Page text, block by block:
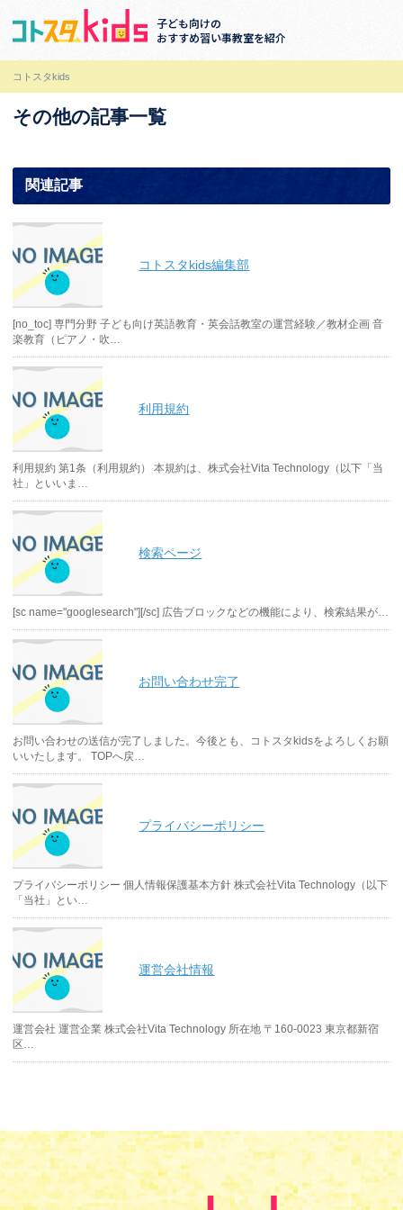
子ども向けの
おすすめ習い事教室を紹介
コトスタkids
その他の記事一覧
関連記事
コトスタkids編集部
[no_toc] 専門分野 子ども向け英語教育・英会話教室の運営経験／教材企画 音
楽教育（ピアノ・吹…
利用規約
利用規約 第1条（利用規約） 本規約は、株式会社Vita Technology（以下「当
社」といいま…
検索ページ
[sc name="googlesearch"][/sc] 広告ブロックなどの機能により、検索結果が…
お問い合わせ完了
お問い合わせの送信が完了しました。今後とも、コトスタkidsをよろしくお願
いいたします。 TOPへ戻…
プライバシーポリシー
プライバシーポリシー 個人情報保護基本方針 株式会社Vita Technology（以下
「当社」とい…
運営会社情報
運営会社 運営企業 株式会社Vita Technology 所在地 〒160-0023 東京都新宿
区…